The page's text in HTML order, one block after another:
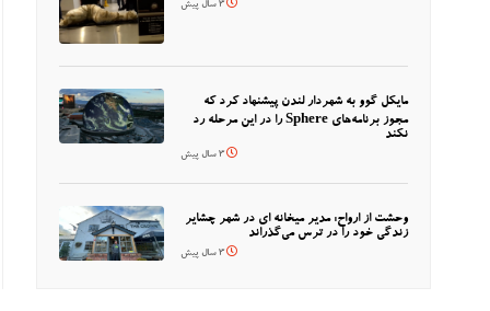
3 سال پیش
مایکل گوو به شهردار لندن پیشنهاد کرد که
مجوز برنامه‌های Sphere را در این مرحله رد
نکند
3 سال پیش
وحشت از ارواح: مدیر میخانه ای در شهر چشایر
زندگی خود را در ترس می‌گذراند
3 سال پیش